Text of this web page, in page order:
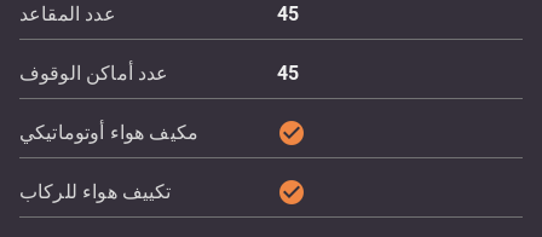
عدد المقاعد 45
عدد أماكن الوقوف 45
مكيف هواء أوتوماتيكي check_circle
تكييف هواء للركاب check_circle